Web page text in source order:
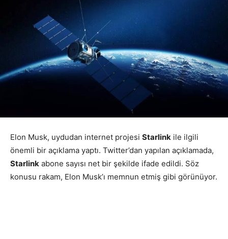
Elon Musk, uydudan internet projesi Starlink ile ilgili
önemli bir açıklama yaptı. Twitter’dan yapılan açıklamada,
Starlink abone sayısı net bir şekilde ifade edildi. Söz
konusu rakam, Elon Musk’ı memnun etmiş gibi görünüyor.